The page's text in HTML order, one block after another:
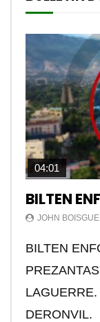
04:01
BILTEN
JOHN
BILTEN
DERONVIL.